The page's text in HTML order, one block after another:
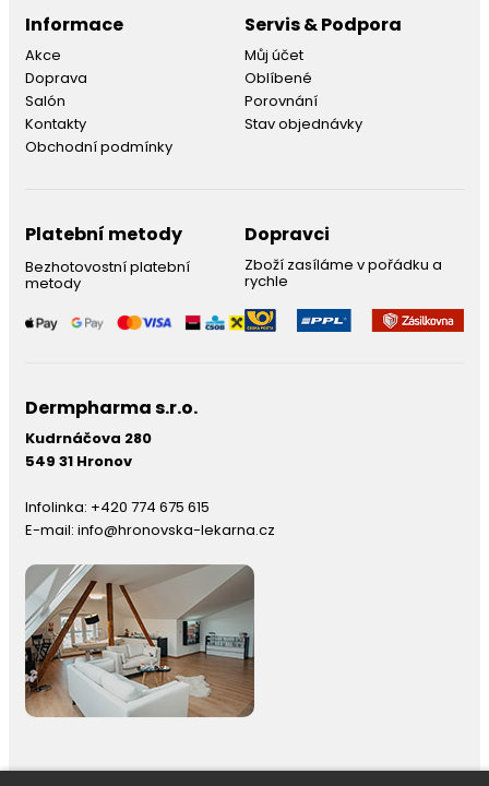
Informace
Akce
Doprava
Salón
Kontakty
Obchodní podmínky
Servis & Podpora
Můj účet
Oblíbené
Porovnání
Stav objednávky
Platební metody
Bezhotovostní platební
metody
Dopravci
Zboží zasíláme v pořádku a
rychle
Dermpharma s.r.o.
Kudrnáčova 280
549 31 Hronov
Infolinka: +420 774 675 615
E-mail: info@hronovska-lekarna.cz